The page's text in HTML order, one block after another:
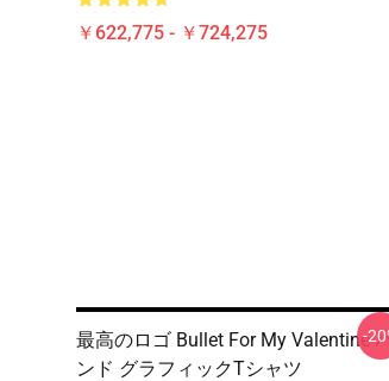
￥622,775 - ￥724,275
最高のロゴ Bullet For My Valentine
ンド グラフィックTシャツ
-